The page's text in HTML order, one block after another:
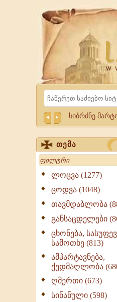
Search
სიბრძნე
თემა
Search
ლოცვა (1277)
ცოდვა (1048)
თავმდაბლობა
განსაცდელები
ცხონება,
სამოთხე (813)
ამპარტავნება,
ქედმაღლობა
ღმერთი (673)
სინანული (598)